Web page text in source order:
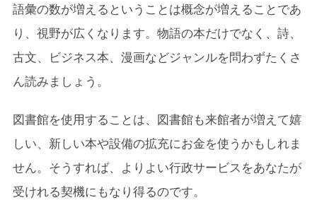
語彙の数が増えるということは概念が増えることであ
り、視野が広くなります。物語の本だけでなく、詩、
古文、ビジネス本、漫画などジャンルを問わずたくさ
ん読みましょう。
図書館を使用することは、図書館も来館者が増えて嬉
しい、新しい本や設備の拡充にお金を使うかもしれま
せん。そうすれば、よりよい行政サービスをあなたが
受けれる契機にもなり得るのです。